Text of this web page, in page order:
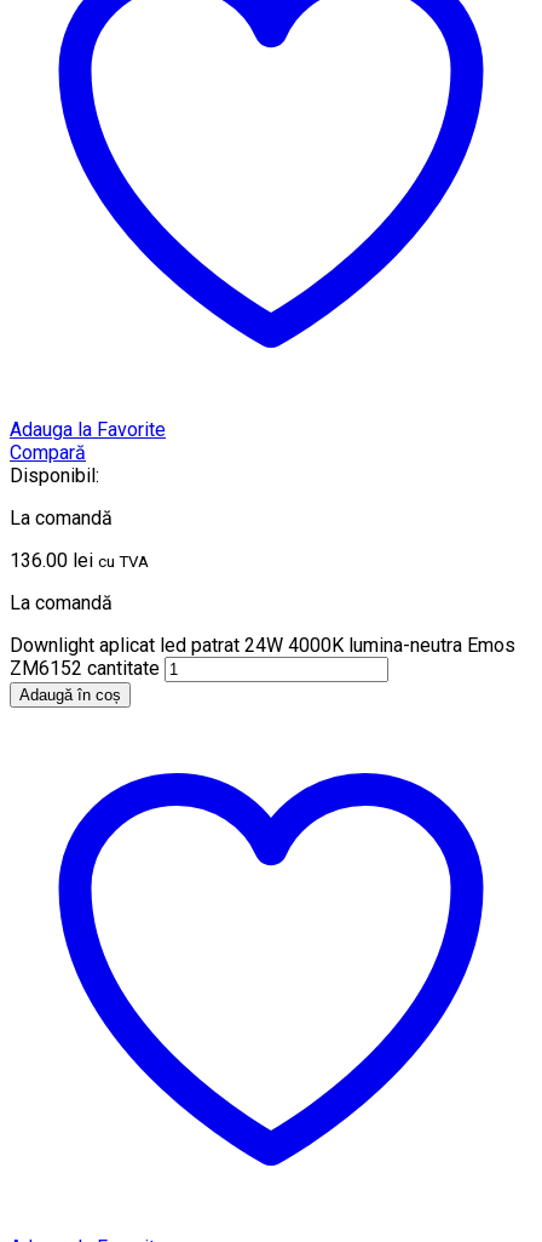
Adauga la Favorite
Compară
Disponibil:
La comandă
136.00 lei cu TVA
La comandă
Downlight aplicat led patrat 24W 4000K lumina-neutra Emos
ZM6152 cantitate
Adaugă în coș